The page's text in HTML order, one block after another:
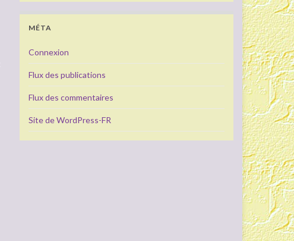
MÉTA
Connexion
Flux des publications
Flux des commentaires
Site de WordPress-FR